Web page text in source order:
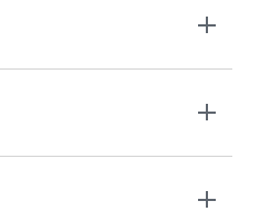
取価格はこちら